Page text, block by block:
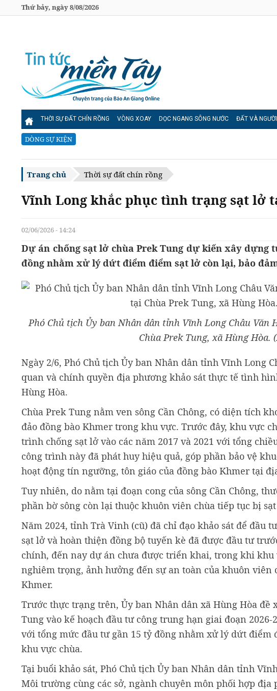
Thứ bảy, ngày 8/08/2026
THỜI SỰ ĐẤT CHÍN RỒNG VÒNG XOAY DỌC NGANG SÔNG NƯỚC ĐẤT VÀ
DÒNG SỰ KIỆN
Trang chủ Thời sự đất chín rồng
Vĩnh Long khắc phục tình trạng sạt lở
02/06/2026 - 14:24
Dự án chống sạt lở chùa Prek Tung dự kiến xây dựng
đồng nhằm xử lý dứt điểm điểm sạt lở còn lại, bảo
Phó Chủ tịch Ủy ban Nhân dân tỉnh Vĩnh Long Châu Văn
Chùa Prek Tung, xã Hùng Hòa.
Ngày 2/6, Phó Chủ tịch Ủy ban Nhân dân tỉnh Vĩnh Long
quan và chính quyền địa phương khảo sát thực tế tình
Hùng Hòa.
Chùa Prek Tung nằm ven sông Cần Chông, có diện tích
đảo đồng bào Khmer trong khu vực. Trước đây, khu vực
trình chống sạt lở vào các năm 2017 và 2021 với tổng
công trình này đã phát huy hiệu quả, góp phần bảo vệ
hoạt động tín ngưỡng, tôn giáo của đồng bào Khmer tại
Tuy nhiên, do nằm tại đoạn cong của sông Cần Chông,
phần bờ sông còn lại thuộc khuôn viên chùa tiếp tục bị
Năm 2024, tỉnh Trà Vinh (cũ) đã chỉ đạo khảo sát để
sạt lở và hoàn thiện đồng bộ tuyến kè đã được đầu tư
chính, đến nay dự án chưa được triển khai, trong khi
nghiêm trọng, ảnh hưởng đến sự an toàn của khuôn viên
Khmer.
Trước thực trạng trên, Ủy ban Nhân dân xã Hùng Hòa đề
Tung vào kế hoạch đầu tư công trung hạn giai đoạn
với tổng mức đầu tư gần 15 tỷ đồng nhằm xử lý dứt điểm
khu vực chùa.
Tại buổi khảo sát, Phó Chủ tịch Ủy ban Nhân dân tỉnh
Môi trường cùng các sở, ngành chuyên môn phối hợp